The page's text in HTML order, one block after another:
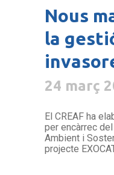
Nous
la
24 març
El CREAF ha
per encàrrec
Ambient i
projecte